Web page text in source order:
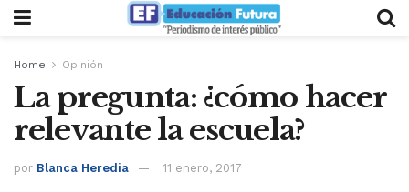
Home Opinión
La pregunta: ¿cómo hacer
relevante la escuela?
por Blanca Heredia 11 enero, 2017